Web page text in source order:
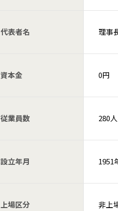
代表者名 理事
資本金 0円
従業員数 280人
設立年月 1951
上場区分 非上